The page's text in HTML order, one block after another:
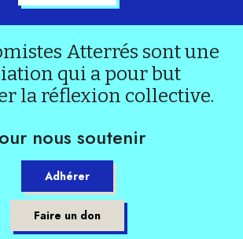
Atterrés sont une
qui a pour but
la réflexion collective.
nous soutenir
Adhérer
Faire un don